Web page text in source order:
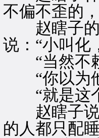
不偏不歪的
赵瞎子的
说：“小叫化
“当然不赖
“你以为他
“就是这个
赵瞎子说
的人都只配